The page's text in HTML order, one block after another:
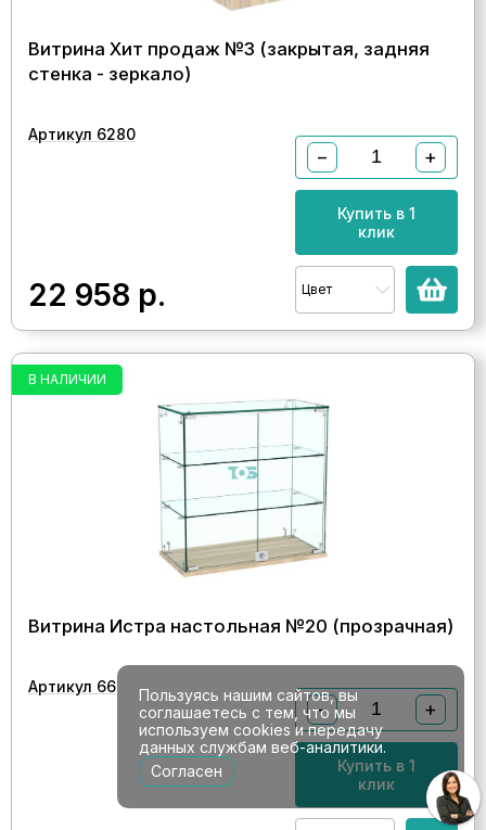
Витрина Хит продаж №3 (закрытая, задняя
стенка - зеркало)
Артикул 6280
22 958 р.
− +
Купить в 1
клик
Цвет
В НАЛИЧИИ
Витрина Истра настольная №20 (прозрачная)
Артикул 66
− +
Купить в 1
клик
Пользуясь нашим сайтов, вы
соглашаетесь с тем, что мы
используем cookies и передачу
данных службам веб-аналитики.
Согласен